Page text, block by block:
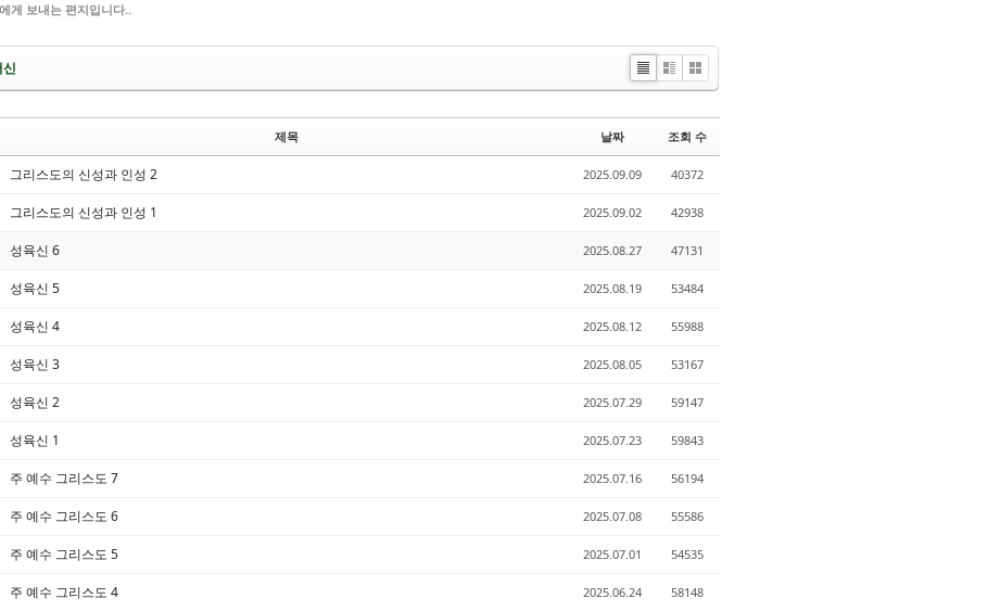
게 보내는 편지입니다..
Li
Zi
e
G
le
r
y
제목 날짜 조회 수
그리스도의 신성과 인성 2 2025.09.09 40372
그리스도의 신성과 인성 1 2025.09.02 42938
성육신 6 2025.08.27 47131
성육신 5 2025.08.19 53484
성육신 4 2025.08.12 55988
성육신 3 2025.08.05 53167
성육신 2 2025.07.29 59147
성육신 1 2025.07.23 59843
주 예수 그리스도 7 2025.07.16 56194
주 예수 그리스도 6 2025.07.08 55586
주 예수 그리스도 5 2025.07.01 54535
주 예수 그리스도 4 2025.06.24 58148